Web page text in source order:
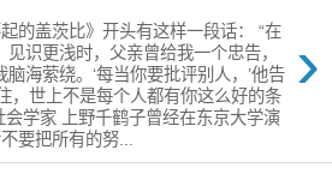
›
的盖茨比》​开头有这样一段话： “在
见识更浅时，父亲曾给我一个忠告，
脑海萦绕。‘每当你要批评别人，’他告
，世上不是每个人都有你这么好的条
会学家 上野千鹤子曾经在东京大学演
要把所有的努...